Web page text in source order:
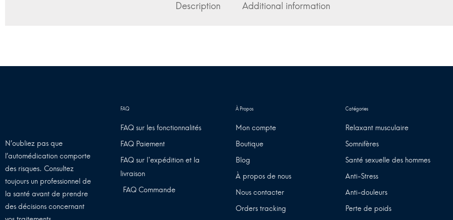
Description Additional information
N’oubliez pas que
l’automédication comporte
des risques. Consultez
toujours un professionnel de
la santé avant de prendre
des décisions concernant
FAQ sur les fonctionnalités
FAQ Paiement
FAQ sur l'expédition et la
livraison
FAQ Commande
Mon compte
Boutique
Blog
À propos de nous
Nous contacter
Orders tracking
Relaxant musculaire
Somnifères
Santé sexuelle des hommes
Anti-Stress
Anti-douleurs
Perte de poids